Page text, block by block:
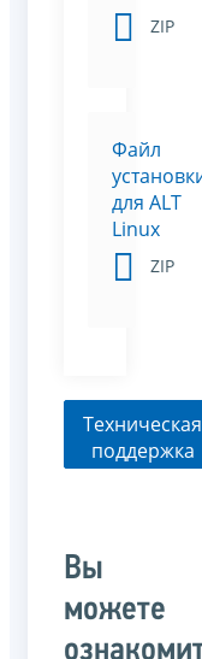
ZIP
Файл
для ALT
Linux
ZIP
Техническая
поддержка
Вы
можете